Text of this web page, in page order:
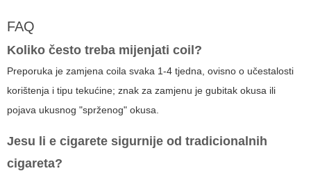
FAQ
Koliko često treba mijenjati coil?
Preporuka je zamjena coila svaka 1-4 tjedna, ovisno o učestalosti
korištenja i tipu tekućine; znak za zamjenu je gubitak okusa ili
pojava ukusnog "sprženog" okusa.
Jesu li e cigarete sigurnije od tradicionalnih
cigareta?